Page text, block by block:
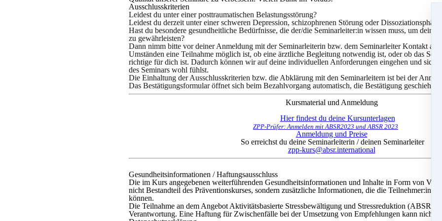
Ausschlusskriterien
Leidest du unter einer posttraumatischen Belastungsstörung?
Leidest du derzeit unter einer schweren Depression, schizophrenen Störung oder
Hast du besondere gesundheitliche Bedürfnisse, die der/die Seminarleiter:in wissen muss, um dein
zu gewährleisten?
Dann nimm bitte vor deiner Anmeldung mit der Seminarleiterin bzw. dem Seminarleiter Kontakt auf,
Umständen eine Teilnahme möglich ist, ob eine ärztliche Begleitung notwendig ist, oder ob das
richtige für dich ist. Dadurch können wir auf deine individuellen Anforderungen eingehen und
des Seminars wohl fühlst.
Die Einhaltung der Ausschlusskriterien bzw. die Abklärung mit den Seminarleitern ist bei der
Das Bestätigungsformular öffnet sich beim Bezahlvorgang automatisch, die Bestätigung geschieht
Kursmaterial und Anmeldung
Hier findest du deine Kursunterlagen
ZPP-Prüfer: Anmelden mit ABSR2023 und ABSR 2023
Anmeldung und Preise
So erreichst du deine Seminarleiterin / deinen Seminarleiter
zpp-kurs@absr.international
Gesundheitsinformationen / Haftungsausschluss
Die im Kurs angegebenen weiterführenden Gesundheitsinformationen und Inhalte in Form von
nicht Bestandteil des Präventionskurses, sondern zusätzliche Informationen, die die
können.
Die Teilnahme an dem Angebot Aktivitätsbasierte Stressbewältigung und Stressreduktion (ABSR)
Verantwortung. Eine Haftung für Zwischenfälle bei der Umsetzung von Empfehlungen kann nicht